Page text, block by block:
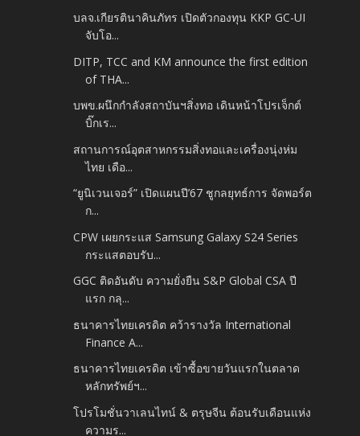
บลจ.เกียรตินาคินภัทร เปิดตัวกองทุน KKP GC-UI
จับโอ...
DITP, TCC and KM announce the first edition
of THA...
บพข.ผนึกกำลังสถาบันฯสิ่งทอ เดินหน้าโปรเจ็กต์
บิ๊กเร...
สถานการณ์อุตสาหกรรมสิ่งทอและเครื่องนุ่งห่ม
ไทย เดือ...
“ยูนิเวนเจอร์” เปิดแผนปี’67 ชูกลยุทธ์การ จัดพอร์ต
ก...
CPW เผยกระแส Samsung Galaxy S24 Series
กระแสตอบรับ...
GGC ติดอันดับ ความยั่งยืน S&P Global CSA ปี
แรก กลุ...
ธนาคารไทยเครดิต คว้ารางวัล International
Finance A...
ธนาคารไทยเครดิต เข้าซื้อขายวันแรกในตลาด
หลักทรัพย์ฯ...
โปรโมชั่นวาเลนไทน์ & ตรุษจีน ต้อนรับเดือนแห่ง
ความร...